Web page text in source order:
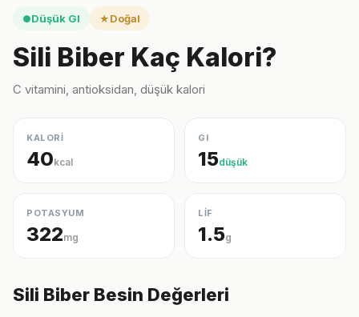
●Düşük GI ★ Doğal
Sili Biber Kaç Kalori?
C vitamini, antioksidan, düşük kalori
KALORİ
40kcal
GI
15düşük
POTASYUM
322mg
LİF
1.5g
Sili Biber Besin Değerleri